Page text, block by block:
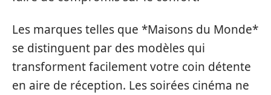
Les marques telles que *Maisons du Monde*
se distinguent par des modèles qui
transforment facilement votre coin détente
en aire de réception. Les soirées cinéma ne